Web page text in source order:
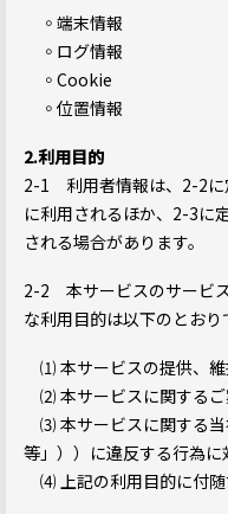
◦端末情報
◦ログ情報
◦Cookie
◦位置情報
2.利用目的
2-1 利用者情報は、2-2に
に利用されるほか、2-3に
される場合があります。
2-2 本サービスのサービ
な利用目的は以下のとおり
⑴ 本サービスの提供、維
⑵ 本サービスに関するご
⑶ 本サービスに関する当
等」））に違反する行為に
⑷ 上記の利用目的に付随